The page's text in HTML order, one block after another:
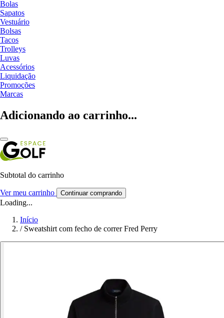
Bolas
Sapatos
Vestuário
Bolsas
Tacos
Trolleys
Luvas
Acessórios
Liquidação
Promoções
Marcas
Adicionando ao carrinho...
Subtotal do carrinho
Ver meu carrinho Continuar comprando
Loading...
Início
/ Sweatshirt com fecho de correr Fred Perry